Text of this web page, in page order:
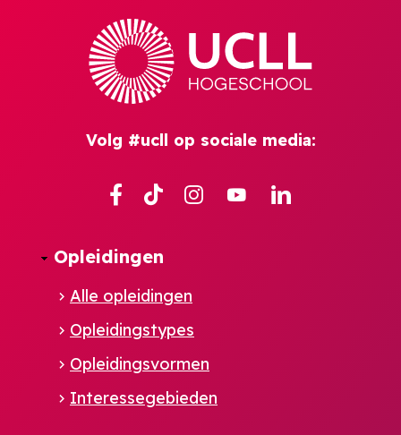
Volg #ucll op sociale media:
Facebook
TikTok Instagram
YouTube
Opleidingen
Alle opleidingen
Opleidingstypes
Opleidingsvormen
Interessegebieden